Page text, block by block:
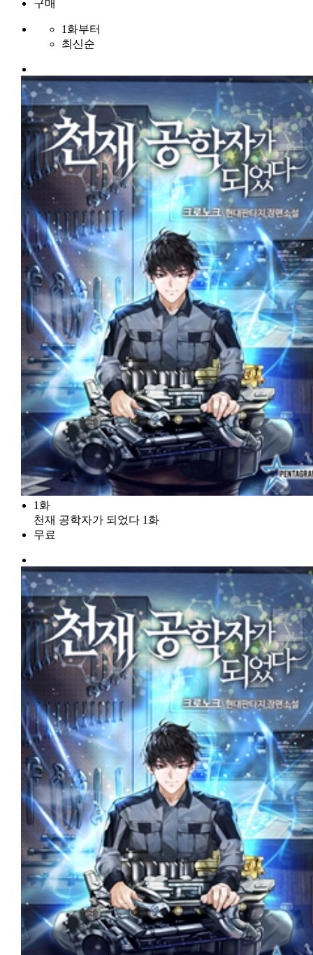
구매
1화부터
최신순
1화
천재 공학자가 되었다 1화
무료